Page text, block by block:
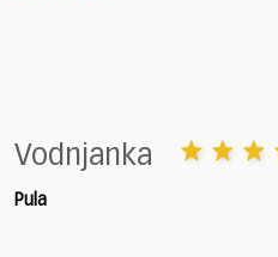
Vodnjanka
Pula